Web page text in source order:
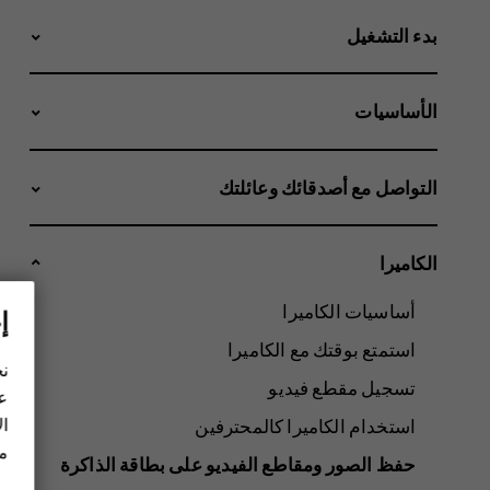
بدء التشغيل
الأساسيات
التواصل مع أصدقائك وعائلتك
الكاميرا
أساسيات الكاميرا
استمتع بوقتك مع الكاميرا
تسجيل مقطع فيديو
استخدام الكاميرا كالمحترفين
حفظ الصور ومقاطع الفيديو على بطاقة الذاكرة